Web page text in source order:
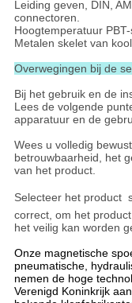
Leiding geven, DIN,
connectoren.
Hoogtemperatuur
Metalen skelet van
Overwegingen bij de
Bij het gebruik en de
Lees de volgende
apparatuur en de
Wees u volledig
betrouwbaarheid, het
van het product.
Selecteer het product
correct, om het
het veilig kan worden
Onze magnetische
pneumatische,
nemen de hoge
Verenigd Koninkrijk